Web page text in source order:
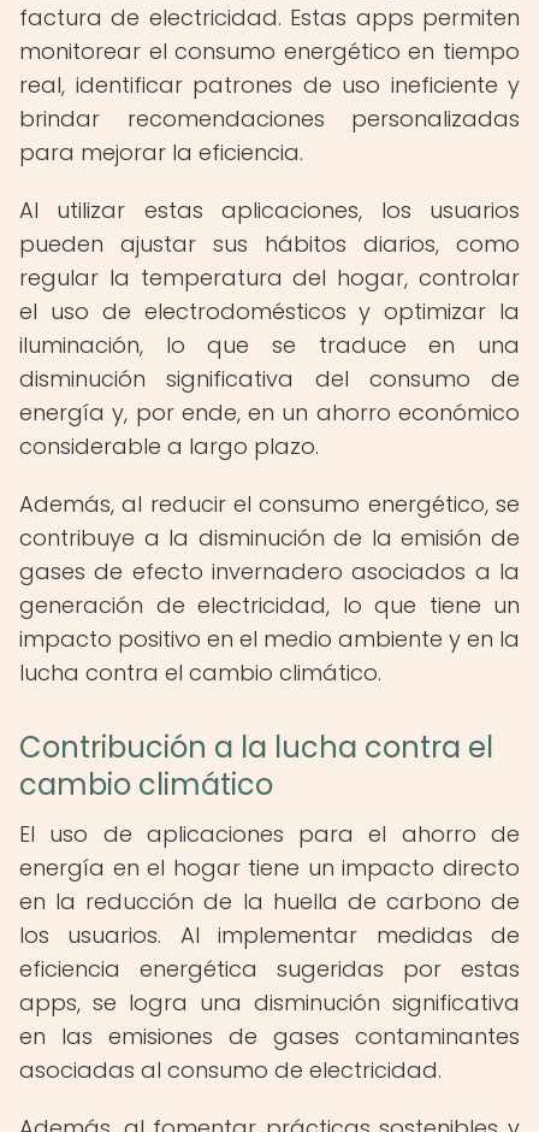
factura de electricidad. Estas apps permiten
monitorear el consumo energético en tiempo
real, identificar patrones de uso ineficiente y
brindar recomendaciones personalizadas
para mejorar la eficiencia.
Al utilizar estas aplicaciones, los usuarios
pueden ajustar sus hábitos diarios, como
regular la temperatura del hogar, controlar
el uso de electrodomésticos y optimizar la
iluminación, lo que se traduce en una
disminución significativa del consumo de
energía y, por ende, en un ahorro económico
considerable a largo plazo.
Además, al reducir el consumo energético, se
contribuye a la disminución de la emisión de
gases de efecto invernadero asociados a la
generación de electricidad, lo que tiene un
impacto positivo en el medio ambiente y en la
lucha contra el cambio climático.
Contribución a la lucha contra el
cambio climático
El uso de aplicaciones para el ahorro de
energía en el hogar tiene un impacto directo
en la reducción de la huella de carbono de
los usuarios. Al implementar medidas de
eficiencia energética sugeridas por estas
apps, se logra una disminución significativa
en las emisiones de gases contaminantes
asociadas al consumo de electricidad.